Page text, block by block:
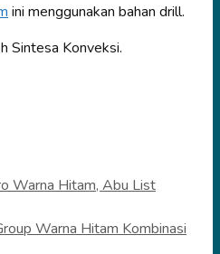
ini menggunakan bahan drill.
Sintesa Konveksi.
Warna Hitam, Abu List
Warna Hitam Kombinasi